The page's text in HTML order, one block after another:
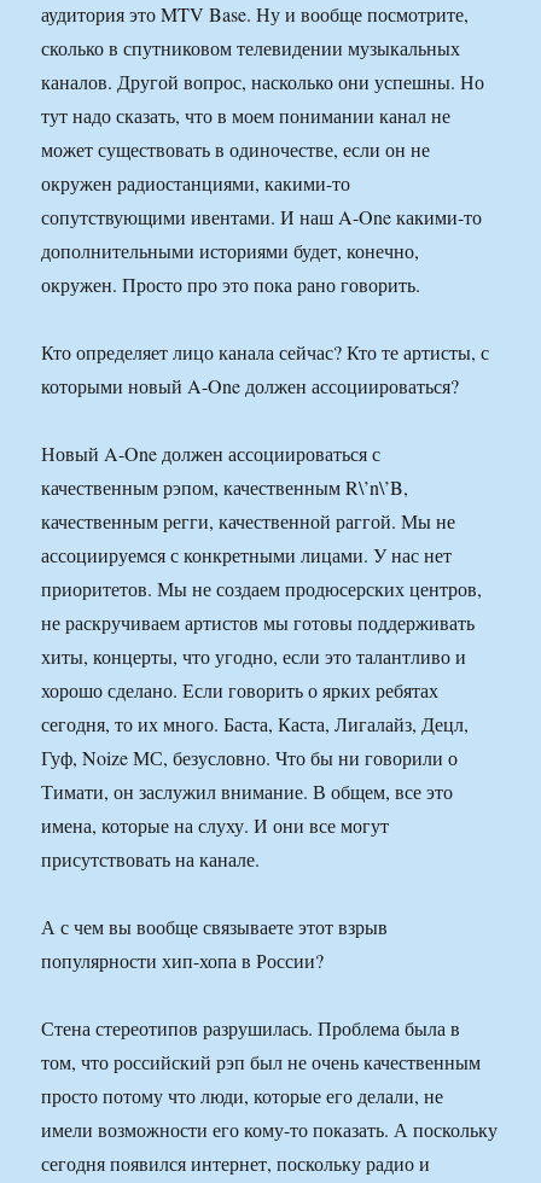
аудитория это MTV Base. Ну и вообще посмотрите,
сколько в спутниковом телевидении музыкальных
каналов. Другой вопрос, насколько они успешны. Но
тут надо сказать, что в моем понимании канал не
может существовать в одиночестве, если он не
окружен радиостанциями, какими-то
сопутствующими ивентами. И наш A-One какими-то
дополнительными историями будет, конечно,
окружен. Просто про это пока рано говорить.
Кто определяет лицо канала сейчас? Кто те артисты, с
которыми новый A-One должен ассоциироваться?
Новый A-One должен ассоциироваться с
качественным рэпом, качественным R\’n\’B,
качественным регги, качественной раггой. Мы не
ассоциируемся с конкретными лицами. У нас нет
приоритетов. Мы не создаем продюсерских центров,
не раскручиваем артистов мы готовы поддерживать
хиты, концерты, что угодно, если это талантливо и
хорошо сделано. Если говорить о ярких ребятах
сегодня, то их много. Баста, Каста, Лигалайз, Децл,
Гуф, Noize МС, безусловно. Что бы ни говорили о
Тимати, он заслужил внимание. В общем, все это
имена, которые на слуху. И они все могут
присутствовать на канале.
А с чем вы вообще связываете этот взрыв
популярности хип-хопа в России?
Стена стереотипов разрушилась. Проблема была в
том, что российский рэп был не очень качественным
просто потому что люди, которые его делали, не
имели возможности его кому-то показать. А поскольку
сегодня появился интернет, поскольку радио и